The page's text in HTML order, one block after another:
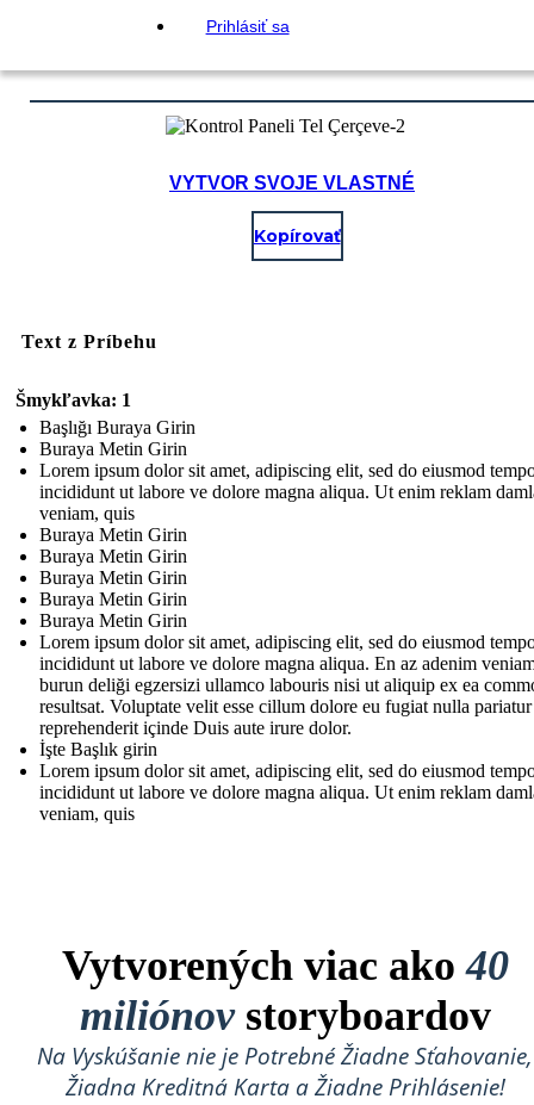
Prihlásiť sa
VYTVOR SVOJE VLASTNÉ
Kopírovať
Text z Príbehu
Šmykľavka: 1
Başlığı Buraya Girin
Buraya Metin Girin
Lorem ipsum dolor sit amet, adipiscing elit, sed do eiusmod
incididunt ut labore ve dolore magna aliqua. Ut enim reklam
veniam, quis
Buraya Metin Girin
Buraya Metin Girin
Buraya Metin Girin
Buraya Metin Girin
Buraya Metin Girin
Lorem ipsum dolor sit amet, adipiscing elit, sed do eiusmod
incididunt ut labore ve dolore magna aliqua. En az adenim
burun deliği egzersizi ullamco labouris nisi ut aliquip ex ea
resultsat. Voluptate velit esse cillum dolore eu fugiat nulla
reprehenderit içinde Duis aute irure dolor.
İşte Başlık girin
Lorem ipsum dolor sit amet, adipiscing elit, sed do eiusmod
incididunt ut labore ve dolore magna aliqua. Ut enim reklam
veniam, quis
Vytvorených viac ako40
miliónovstoryboardov
Na Vyskúšanie nie je Potrebné Žiadne Sťahovanie,
Žiadna Kreditná Karta a Žiadne Prihlásenie!